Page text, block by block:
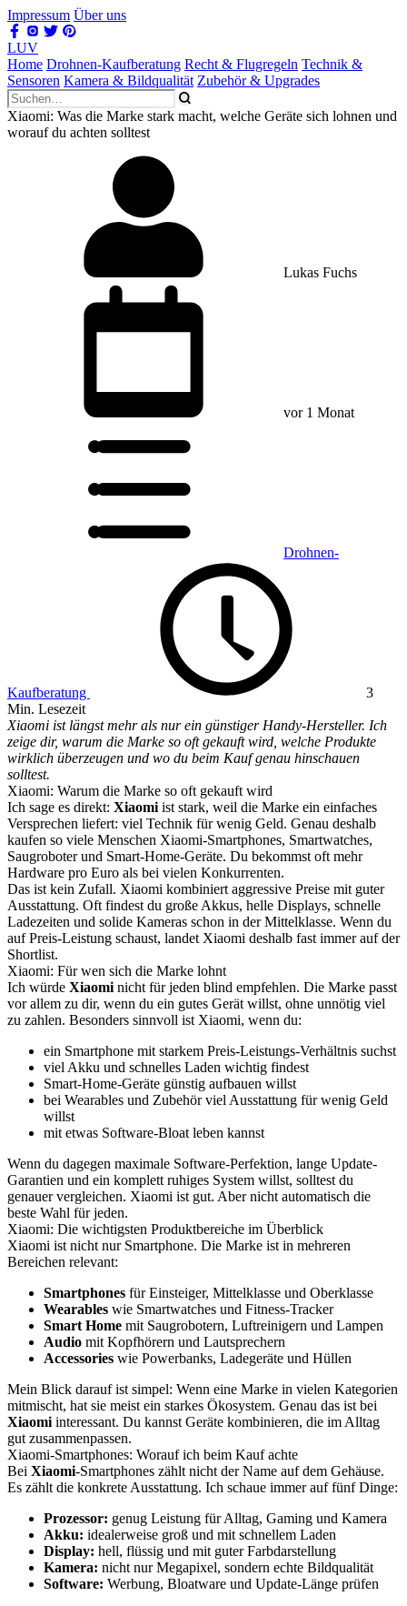
Impressum Über uns
LUV
Home Drohnen-Kaufberatung Recht & Flugregeln Technik &
Sensoren Kamera & Bildqualität Zubehör & Upgrades
Xiaomi: Was die Marke stark macht, welche Geräte sich lohnen und
worauf du achten solltest
Lukas Fuchs
vor 1 Monat
Drohnen-
Kaufberatung
3
Min. Lesezeit
Xiaomi ist längst mehr als nur ein günstiger Handy-Hersteller. Ich
zeige dir, warum die Marke so oft gekauft wird, welche Produkte
wirklich überzeugen und wo du beim Kauf genau hinschauen
solltest.
Xiaomi: Warum die Marke so oft gekauft wird
Ich sage es direkt: Xiaomi ist stark, weil die Marke ein einfaches
Versprechen liefert: viel Technik für wenig Geld. Genau deshalb
kaufen so viele Menschen Xiaomi-Smartphones, Smartwatches,
Saugroboter und Smart-Home-Geräte. Du bekommst oft mehr
Hardware pro Euro als bei vielen Konkurrenten.
Das ist kein Zufall. Xiaomi kombiniert aggressive Preise mit guter
Ausstattung. Oft findest du große Akkus, helle Displays, schnelle
Ladezeiten und solide Kameras schon in der Mittelklasse. Wenn du
auf Preis-Leistung schaust, landet Xiaomi deshalb fast immer auf der
Shortlist.
Xiaomi: Für wen sich die Marke lohnt
Ich würde Xiaomi nicht für jeden blind empfehlen. Die Marke passt
vor allem zu dir, wenn du ein gutes Gerät willst, ohne unnötig viel
zu zahlen. Besonders sinnvoll ist Xiaomi, wenn du:
ein Smartphone mit starkem Preis-Leistungs-Verhältnis suchst
viel Akku und schnelles Laden wichtig findest
Smart-Home-Geräte günstig aufbauen willst
bei Wearables und Zubehör viel Ausstattung für wenig Geld
willst
mit etwas Software-Bloat leben kannst
Wenn du dagegen maximale Software-Perfektion, lange Update-
Garantien und ein komplett ruhiges System willst, solltest du
genauer vergleichen. Xiaomi ist gut. Aber nicht automatisch die
beste Wahl für jeden.
Xiaomi: Die wichtigsten Produktbereiche im Überblick
Xiaomi ist nicht nur Smartphone. Die Marke ist in mehreren
Bereichen relevant:
Smartphones für Einsteiger, Mittelklasse und Oberklasse
Wearables wie Smartwatches und Fitness-Tracker
Smart Home mit Saugrobotern, Luftreinigern und Lampen
Audio mit Kopfhörern und Lautsprechern
Accessories wie Powerbanks, Ladegeräte und Hüllen
Mein Blick darauf ist simpel: Wenn eine Marke in vielen Kategorien
mitmischt, hat sie meist ein starkes Ökosystem. Genau das ist bei
Xiaomi interessant. Du kannst Geräte kombinieren, die im Alltag
gut zusammenpassen.
Xiaomi-Smartphones: Worauf ich beim Kauf achte
Bei Xiaomi-Smartphones zählt nicht der Name auf dem Gehäuse.
Es zählt die konkrete Ausstattung. Ich schaue immer auf fünf Dinge:
Prozessor: genug Leistung für Alltag, Gaming und Kamera
Akku: idealerweise groß und mit schnellem Laden
Display: hell, flüssig und mit guter Farbdarstellung
Kamera: nicht nur Megapixel, sondern echte Bildqualität
Software: Werbung, Bloatware und Update-Länge prüfen